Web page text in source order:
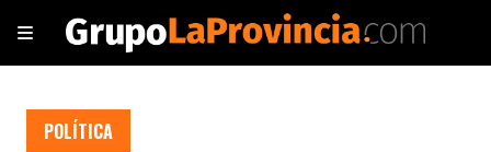
POLÍTICA